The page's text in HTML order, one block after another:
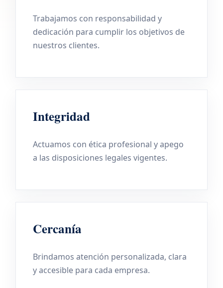
Trabajamos con responsabilidad y
dedicación para cumplir los objetivos de
nuestros clientes.
Integridad
Actuamos con ética profesional y apego
a las disposiciones legales vigentes.
Cercanía
Brindamos atención personalizada, clara
y accesible para cada empresa.